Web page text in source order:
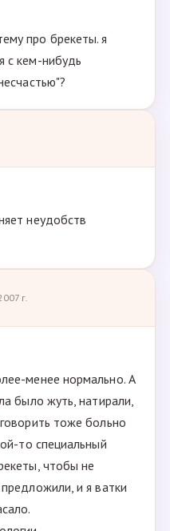
про брекеты. я
с кем-нибудь
неудобств
г.
менее нормально. А
было жуть, натирали,
тоже больно
то специальный
чтобы не
и я ватки